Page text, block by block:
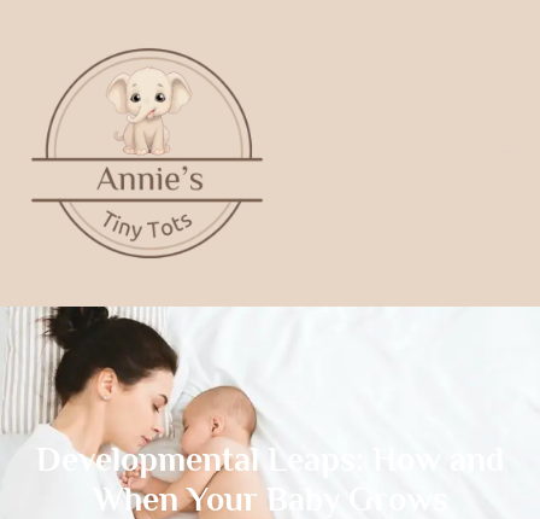
Developmental Leaps: How and
When Your Baby Grows